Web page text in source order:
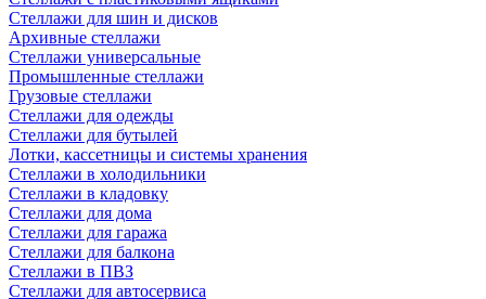
Стеллажи для шин и дисков
Архивные стеллажи
Стеллажи универсальные
Промышленные стеллажи
Грузовые стеллажи
Стеллажи для одежды
Стеллажи для бутылей
Лотки, кассетницы и системы хранения
Стеллажи в холодильники
Стеллажи в кладовку
Стеллажи для дома
Стеллажи для гаража
Стеллажи для балкона
Стеллажи в ПВЗ
Стеллажи для автосервиса